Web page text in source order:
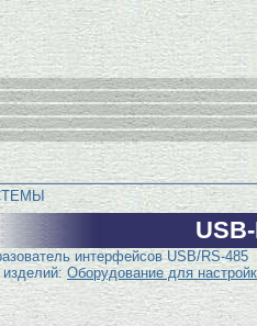
интерфейсов USB/RS-485
изделий: Оборудование для